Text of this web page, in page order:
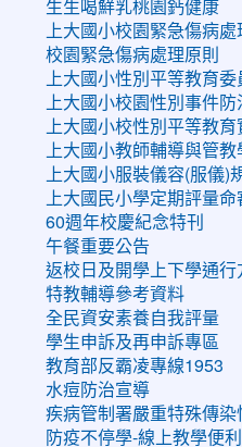
生生喝鮮乳桃園鈣健康
上大國小校園緊急傷病處
校園緊急傷病處理原則
上大國小性別平等教育
上大國小校園性別事件防
上大國小校性別平等教
上大國小教師輔導與管
上大國小服裝儀容(服儀)
上大國民小學定期評量
60週年校慶紀念特刊
午餐重要公告
返校日及開學上下學通
特教輔導參考資料
全民資安素養自我評量
學生申訴及再申訴專區
教育部反霸凌專線1953
水痘防治宣導
疾病管制署嚴重特殊傳染
防疫不停學-線上教學便